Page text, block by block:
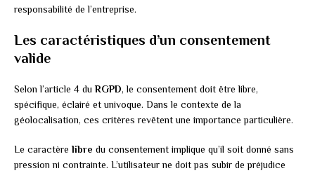
responsabilité de l’entreprise.
Les caractéristiques d’un consentement
valide
Selon l’article 4 duRGPD, le consentement doit être libre,
spécifique, éclairé et univoque. Dans le contexte de la
géolocalisation, ces critères revêtent une importance particulière.
Le caractère libre du consentement implique qu’il soit donné sans
pression ni contrainte. L’utilisateur ne doit pas subir de préjudice